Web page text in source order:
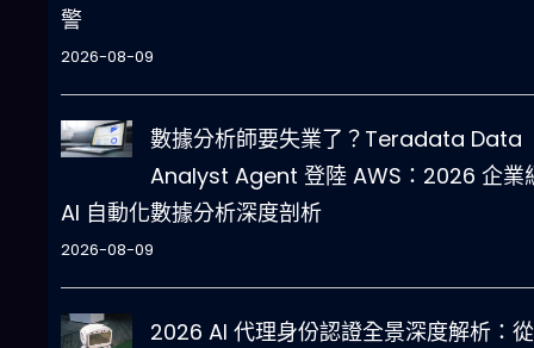
警
2026-08-09
數據分析師要失業了？Teradata Data
Analyst Agent 登陸 AWS：2026 企業
AI 自動化數據分析深度剖析
2026-08-09
2026 AI 代理身份認證全景深度解析：從